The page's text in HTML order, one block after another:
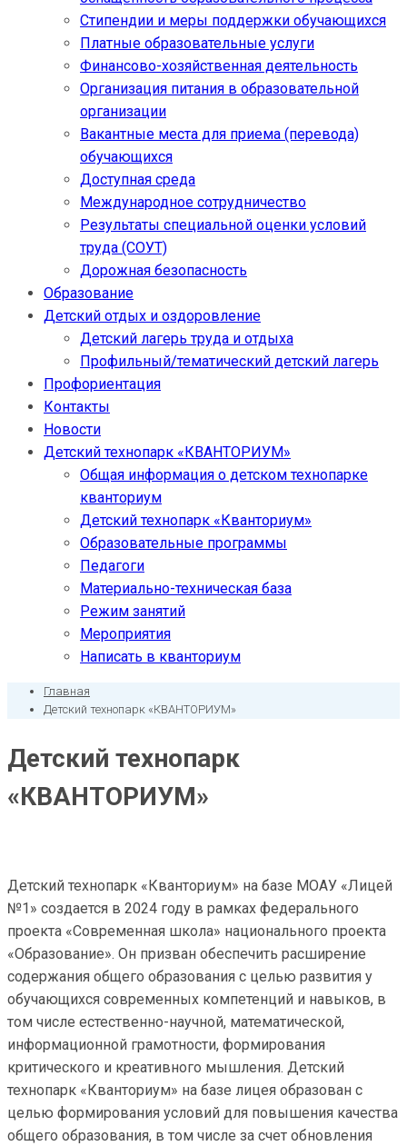
Стипендии и меры поддержки обучающихся
Платные образовательные услуги
Финансово-хозяйственная деятельность
Организация питания в образовательной
организации
Вакантные места для приема (перевода)
обучающихся
Доступная среда
Международное сотрудничество
Результаты специальной оценки условий
труда (СОУТ)
Дорожная безопасность
Образование
Детский отдых и оздоровление
Детский лагерь труда и отдыха
Профильный/тематический детский лагерь
Профориентация
Контакты
Новости
Детский технопарк «КВАНТОРИУМ»
Общая информация о детском технопарке
кванториум
Детский технопарк «Кванториум»
Образовательные программы
Педагоги
Материально-техническая база
Режим занятий
Мероприятия
Написать в кванториум
Главная
Детский технопарк «КВАНТОРИУМ»
Детский технопарк
«КВАНТОРИУМ»
Детский технопарк «Кванториум» на базе МОАУ «Лицей
№1» создается в 2024 году в рамках федерального
проекта «Современная школа» национального проекта
«Образование». Он призван обеспечить расширение
содержания общего образования с целью развития у
обучающихся современных компетенций и навыков, в
том числе естественно-научной, математической,
информационной грамотности, формирования
критического и креативного мышления. Детский
технопарк «Кванториум» на базе лицея образован с
целью формирования условий для повышения качества
общего образования, в том числе за счет обновления